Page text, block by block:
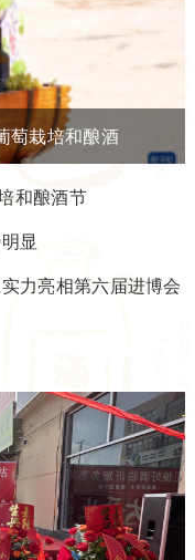
萄栽培和酿酒
和酿酒节
显
力亮相第六届进博会